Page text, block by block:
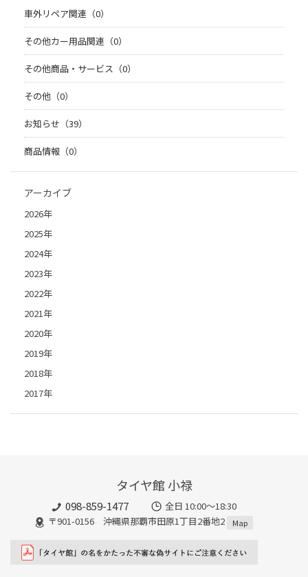
車外リペア関連（0）
その他カー用品関連（0）
その他商品・サービス（0）
その他（0）
お知らせ（39）
商品情報（0）
アーカイブ
2026年
2025年
2024年
2023年
2022年
2021年
2020年
2019年
2018年
2017年
タイヤ館 小禄
098-859-1477
全日 10:00～18:30
〒901-0156 沖縄県那覇市田原1丁目2番地2
Map